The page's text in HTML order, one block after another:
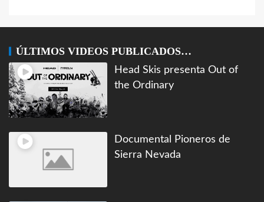
ÚLTIMOS VIDEOS PUBLICADOS…
Head Skis presenta Out of
the Ordinary
Documental Pioneros de
Sierra Nevada